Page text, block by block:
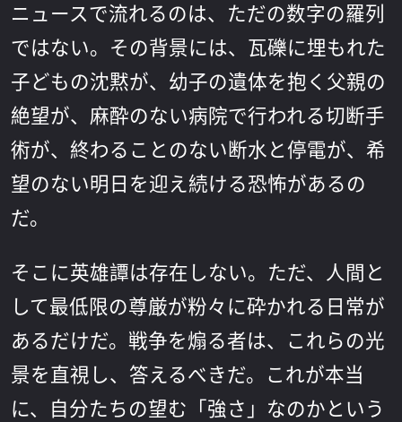
ニュースで流れるのは、ただの数字の羅列
ではない。その背景には、瓦礫に埋もれた
子どもの沈黙が、幼子の遺体を抱く父親の
絶望が、麻酔のない病院で行われる切断手
術が、終わることのない断水と停電が、希
望のない明日を迎え続ける恐怖があるの
だ。
そこに英雄譚は存在しない。ただ、人間と
して最低限の尊厳が粉々に砕かれる日常が
あるだけだ。戦争を煽る者は、これらの光
景を直視し、答えるべきだ。これが本当
に、自分たちの望む「強さ」なのかという